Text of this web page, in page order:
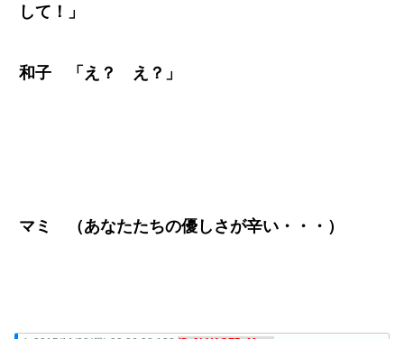
して！」
和子 「え？ え？」
マミ （あなたたちの優しさが辛い・・・）